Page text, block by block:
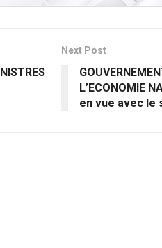
Next Post
L’ECONOMIE
en vue avec le